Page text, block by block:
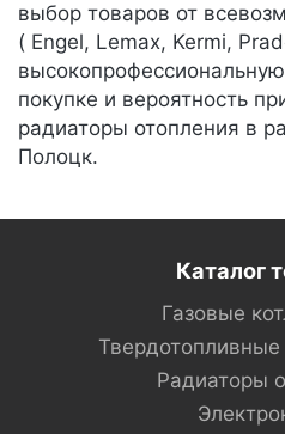
выбор товаров от
( Engel, Lemax, Kermi,
покупке и вероятность
радиаторы отопления в
Полоцк.
Каталог
Газовые
Радиаторы